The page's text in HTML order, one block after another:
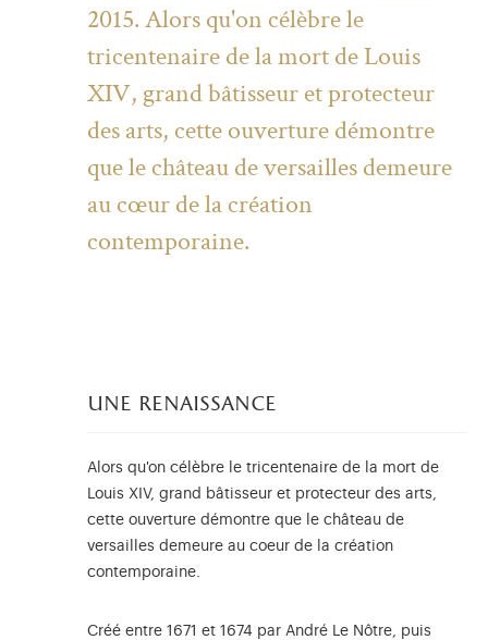
2015. Alors qu'on célèbre le
tricentenaire de la mort de Louis
XIV, grand bâtisseur et protecteur
des arts, cette ouverture démontre
que le château de versailles demeure
au cœur de la création
contemporaine.
une renaissance
Alors qu'on célèbre le tricentenaire de la mort de
Louis XIV, grand bâtisseur et protecteur des arts,
cette ouverture démontre que le château de
versailles demeure au coeur de la création
contemporaine.
Créé entre 1671 et 1674 par André Le Nôtre, puis